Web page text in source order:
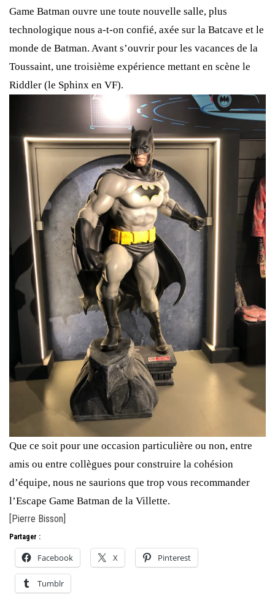
Game Batman ouvre une toute nouvelle salle, plus
technologique nous a-t-on confié, axée sur la Batcave et le
monde de Batman. Avant s’ouvrir pour les vacances de la
Toussaint, une troisième expérience mettant en scène le
Riddler (le Sphinx en VF).
Que ce soit pour une occasion particulière ou non, entre
amis ou entre collègues pour construire la cohésion
d’équipe, nous ne saurions que trop vous recommander
l’Escape Game Batman de la Villette.
[Pierre Bisson]
Partager :
Facebook X Pinterest
Tumblr